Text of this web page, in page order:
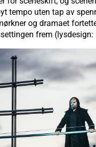
tempo uten tap av
og dramaet
frem (lysdesign: